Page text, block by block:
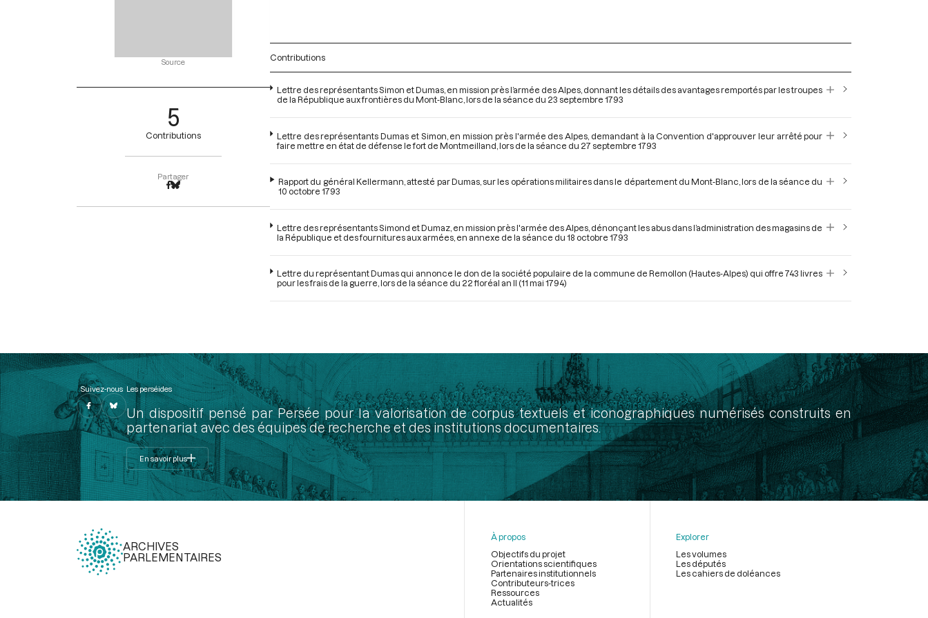
Source
5
Contributions
Partager
Contributions
Lettre des représentants Simon et Dumas, en mission près l’armée des Alpes, donnant les détails des avantages remportés par les troupes
de la République aux frontières du Mont-Blanc, lors de la séance du 23 septembre 1793
Lettre des représentants Dumas et Simon, en mission près l'armée des Alpes, demandant à la Convention d'approuver leur arrêté pour
faire mettre en état de défense le fort de Montmeilland, lors de la séance du 27 septembre 1793
Rapport du général Kellermann, attesté par Dumas, sur les opérations militaires dans le département du Mont-Blanc, lors de la séance du
10 octobre 1793
Lettre des représentants Simond et Dumaz, en mission près l'armée des Alpes, dénonçant les abus dans l’administration des magasins de
la République et des fournitures aux armées, en annexe de la séance du 18 octobre 1793
Lettre du représentant Dumas qui annonce le don de la société populaire de la commune de Remollon (Hautes-Alpes) qui offre 743 livres
pour les frais de la guerre, lors de la séance du 22 floréal an II (11 mai 1794)
Suivez-nous Les perséides
Un dispositif pensé par Persée pour la valorisation de corpus textuels et iconographiques numérisés construits en
partenariat avec des équipes de recherche et des institutions documentaires.
En savoir plus
ARCHIVES
PARLEMENTAIRES
À propos
Objectifs du projet
Orientations scientifiques
Partenaires institutionnels
Contributeurs-trices
Ressources
Actualités
Explorer
Les volumes
Les députés
Les cahiers de doléances